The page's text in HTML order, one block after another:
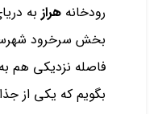
رودخانه هراز به
بخش سرخرود
فاصله نزدیکی هم
بگویم که یکی از